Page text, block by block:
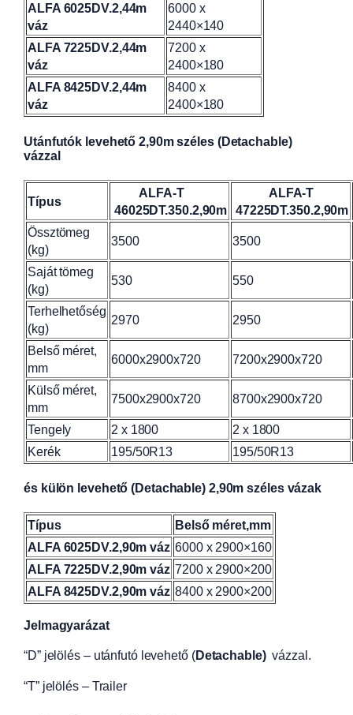
ALFA 6025DV.2,44m
váz
6000 x
2440×140
ALFA 7225DV.2,44m
váz
7200 x
2400×180
ALFA 8425DV.2,44m
váz
8400 x
2400×180
Utánfutók levehető 2,90m széles (Detachable)
vázzal
Típus
ALFA-T
46025DT.350.2,90m
ALFA-T
47225DT.350.2,90m
Össztömeg
(kg)
3500 3500
Saját tömeg
(kg)
530 550
Terhelhetőség
(kg)
2970 2950
Belső méret,
mm
6000x2900x720 7200x2900x720
Külső méret,
mm
7500x2900x720 8700x2900x720
Tengely 2 x 1800
2 x 1800
Kerék
195/50R13 195/50R13
és külön levehető (Detachable) 2,90m széles vázak
Típus
Belső méret,mm
ALFA 6025DV.2,90m váz 6000 x 2900×160
ALFA 7225DV.2,90m váz 7200 x 2900×200
ALFA 8425DV.2,90m váz 8400 x 2900×200
Jelmagyarázat
“D” jelölés – utánfutó levehető (Detachable) vázzal.
“T” jelölés – Trailer